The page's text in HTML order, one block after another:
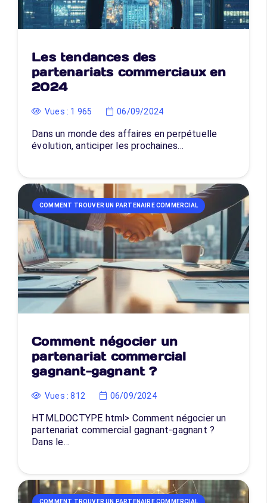
Les tendances des
partenariats commerciaux en
2024
Vues : 1 965 06/09/2024
Dans un monde des affaires en perpétuelle
évolution, anticiper les prochaines…
COMMENT TROUVER UN PARTENAIRE COMMERCIAL
Comment négocier un
partenariat commercial
gagnant-gagnant ?
Vues :812 06/09/2024
HTMLDOCTYPE html> Comment négocier un
partenariat commercial gagnant-gagnant ?
Dans le…
COMMENT TROUVER UN PARTENAIRE COMMERCIAL